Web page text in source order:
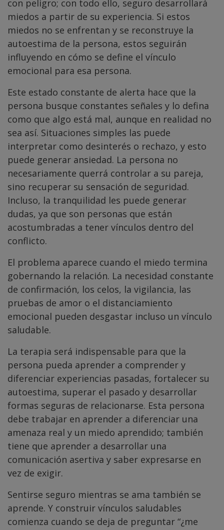
con peligro; con todo ello, seguro desarrollará
miedos a partir de su experiencia. Si estos
miedos no se enfrentan y se reconstruye la
autoestima de la persona, estos seguirán
influyendo en cómo se define el vínculo
emocional para esa persona.
Este estado constante de alerta hace que la
persona busque constantes señales y lo defina
como que algo está mal, aunque en realidad no
sea así. Situaciones simples las puede
interpretar como desinterés o rechazo, y esto
puede generar ansiedad. La persona no
necesariamente querrá controlar a su pareja,
sino recuperar su sensación de seguridad.
Incluso, la tranquilidad les puede generar
dudas, ya que son personas que están
acostumbradas a tener vínculos dentro del
conflicto.
El problema aparece cuando el miedo termina
gobernando la relación. La necesidad constante
de confirmación, los celos, la vigilancia, las
pruebas de amor o el distanciamiento
emocional pueden desgastar incluso un vínculo
saludable.
La terapia será indispensable para que la
persona pueda aprender a comprender y
diferenciar experiencias pasadas, fortalecer su
autoestima, superar el pasado y desarrollar
formas seguras de relacionarse. Esta persona
debe trabajar en aprender a diferenciar una
amenaza real y un miedo aprendido; también
tiene que aprender a desarrollar una
comunicación asertiva y saber expresarse en
vez de exigir.
Sentirse seguro mientras se ama también se
aprende. Y construir vínculos saludables
comienza cuando se deja de preguntar “¿me